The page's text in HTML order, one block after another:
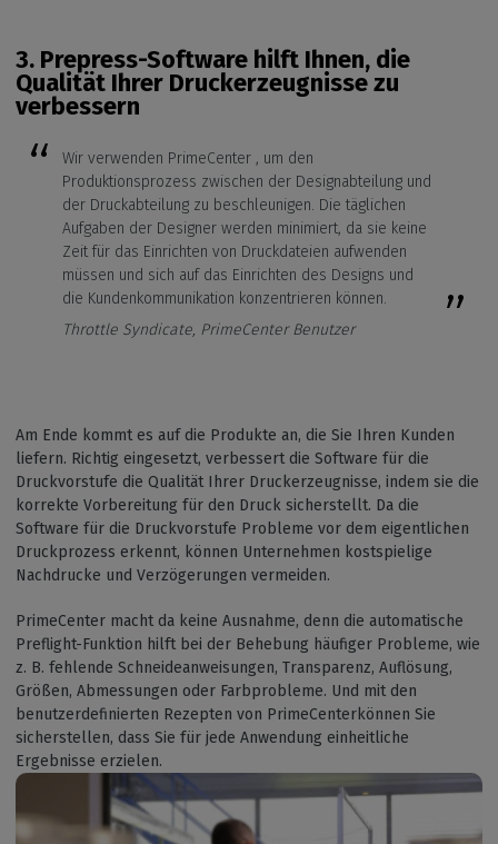
3. Prepress-Software hilft Ihnen, die
Qualität Ihrer Druckerzeugnisse zu
verbessern
Wir verwenden PrimeCenter , um den
Produktionsprozess zwischen der Designabteilung und
der Druckabteilung zu beschleunigen. Die täglichen
Aufgaben der Designer werden minimiert, da sie keine
Zeit für das Einrichten von Druckdateien aufwenden
müssen und sich auf das Einrichten des Designs und
die Kundenkommunikation konzentrieren können.
Throttle Syndicate, PrimeCenter Benutzer
Am Ende kommt es auf die Produkte an, die Sie Ihren Kunden
liefern. Richtig eingesetzt, verbessert die Software für die
Druckvorstufe die Qualität Ihrer Druckerzeugnisse, indem sie die
korrekte Vorbereitung für den Druck sicherstellt. Da die
Software für die Druckvorstufe Probleme vor dem eigentlichen
Druckprozess erkennt, können Unternehmen kostspielige
Nachdrucke und Verzögerungen vermeiden.
PrimeCenter macht da keine Ausnahme, denn die automatische
Preflight-Funktion hilft bei der Behebung häufiger Probleme, wie
z. B. fehlende Schneideanweisungen, Transparenz, Auflösung,
Größen, Abmessungen oder Farbprobleme. Und mit den
benutzerdefinierten Rezepten von PrimeCenterkönnen Sie
sicherstellen, dass Sie für jede Anwendung einheitliche
Ergebnisse erzielen.